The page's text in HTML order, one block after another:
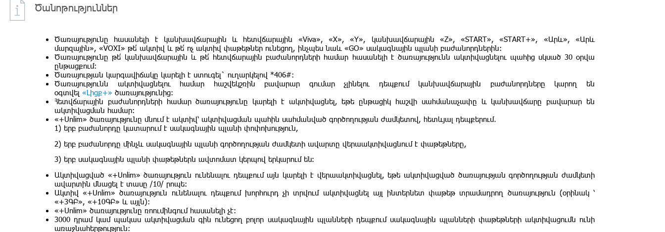
Ծանոթություններ
Ծառայությունը հասանելի է կանխավճարային և հետվճարային «Viva», «X», «Y», կանխավճարային «Z», «START», «START+», «Արև», «Արև
մարզային», «VOXI» թե՛ ակտիվ և թե՛ ոչ ակտիվ փաթեթներ ունեցող, ինչպես նաև «GO» սակագնային պլանի բաժանորդներին:
Ծառայությունը թե՛ կանխավճարային և թե՛ հետվճարային բաժանորդների համար հասանելի է ծառայությունն ակտիվացնելու պահից սկսած 30 օրվա
ընթացքում:
Ծառայության կարգավիճակը կարելի է ստուգել` ուղարկելով *406#:
Ծառայությունն ակտիվացնելու համար հաշվեկշռին բավարար գումար չլինելու դեպքում կանխավճարային բաժանորդները կարող են
օգտվել «Լիցք+» ծառայությունից:
Հետվճարային բաժանորդների համար ծառայությունը կարելի է ակտիվացնել, եթե ընթացիկ հաշվի սահմանաչափը և կանխավճարը բավարար են
ակտիվացման համար:
«+Unlim» ծառայությունը մնում է ակտիվ՝ ակտիվացման պահին սահմանված գործողության ժամկետով, հետևյալ դեպքերում․
1) երբ բաժանորդը կատարում է սակագնային պլանի փոփոխություն,
2) երբ բաժանորդը մինչև սակագնային պլանի գործողության ժամկետի ավարտը վերաակտիվացնում է փաթեթները,
3) երբ սակագնային պլանի փաթեթներն ավտոմատ կերպով երկարում են։
Ակտիվացված «+Unlim» ծառայություն ունենալու դեպքում այն կարելի է վերաակտիվացնել, եթե ակտիվացված ծառայության գործողության ժամկետի
ավարտին մնացել է տասը /10/ րոպե:
Ակտիվ «+Unlim» ծառայություն ունենալու դեպքում խորհուրդ չի տրվում ակտիվացնել այլ ինտերնետ փաթեթ տրամադրող ծառայություն (օրինակ ՝
«+3ԳԲ», «+10ԳԲ» և այլն):
«+Unlim» ծառայությունը ռոումինգում հասանելի չէ:
3000 դրամ կամ պակաս ակտիվացման գին ունեցող բոլոր սակագնային պլանների դեպքում սակագնային պլանների փաթեթների ակտիվացումն ունի
առաջնահերթություն: